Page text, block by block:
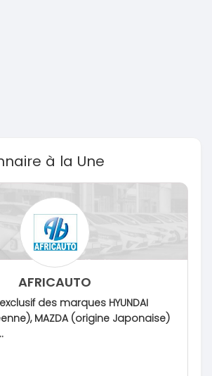
à la Une
AFRICAUTO
des marques HYUNDAI
MAZDA (origine Japonaise)